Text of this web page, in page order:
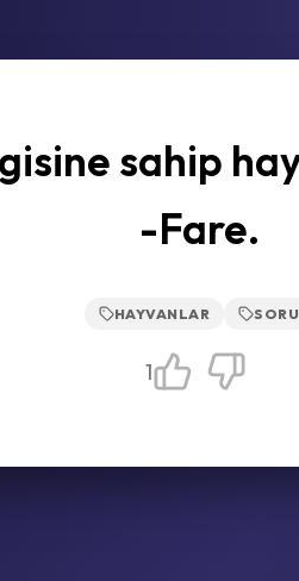
sahip
-Fare.
HAYVANLAR SORU
1